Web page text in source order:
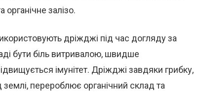
залізо.
дріжджі під час догляду за
бути біль витривалою, швидше
імунітет. Дріжджі завдяки грибку,
перероблює органічний склад та